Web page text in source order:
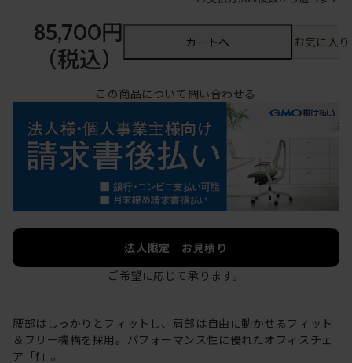
85,700円
（税込）
カートへ お気に入
この商品について問い合わせる
法人限定 お見積り
ご希望に応じて承ります。
腰部はしっかりとフィットし、肩部は自由に動かせるフィット
＆フリー機構を採用。パフォーマンス性に優れたオフィスチェ
ア「f」。